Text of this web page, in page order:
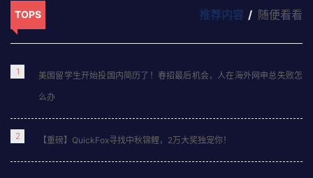
TOPS 推荐内容 随便看看
1 美国留学生开始投国内简历了！春招最后机会，人在海外网申总失败怎
么办
2 【重磅】QuickFox寻找中秋锦鲤，2万大奖独宠你！